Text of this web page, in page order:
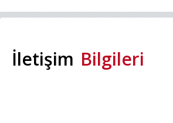
İletişim Bilgileri